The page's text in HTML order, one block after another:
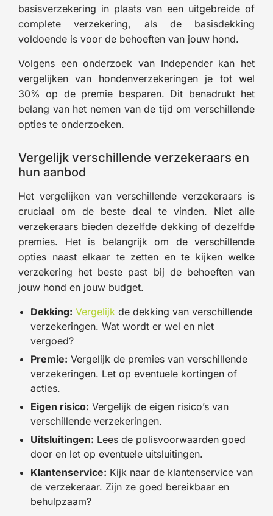
basisverzekering in plaats van een uitgebreide of
complete verzekering, als de basisdekking
voldoende is voor de behoeften van jouw hond.
Volgens een onderzoek van Independer kan het
vergelijken van hondenverzekeringen je tot wel
30% op de premie besparen. Dit benadrukt het
belang van het nemen van de tijd om verschillende
opties te onderzoeken.
Vergelijk verschillende verzekeraars en
hun aanbod
Het vergelijken van verschillende verzekeraars is
cruciaal om de beste deal te vinden. Niet alle
verzekeraars bieden dezelfde dekking of dezelfde
premies. Het is belangrijk om de verschillende
opties naast elkaar te zetten en te kijken welke
verzekering het beste past bij de behoeften van
jouw hond en jouw budget.
Dekking: Vergelijk de dekking van verschillende
verzekeringen. Wat wordt er wel en niet
vergoed?
Premie: Vergelijk de premies van verschillende
verzekeringen. Let op eventuele kortingen of
acties.
Eigen risico: Vergelijk de eigen risico’s van
verschillende verzekeringen.
Uitsluitingen: Lees de polisvoorwaarden goed
door en let op eventuele uitsluitingen.
Klantenservice: Kijk naar de klantenservice van
de verzekeraar. Zijn ze goed bereikbaar en
behulpzaam?